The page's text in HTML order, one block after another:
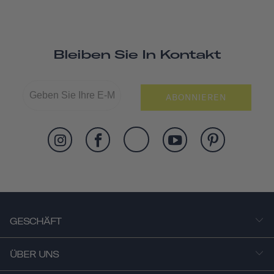
Bleiben Sie In Kontakt
ABONNIEREN
GESCHÄFT
ÜBER UNS